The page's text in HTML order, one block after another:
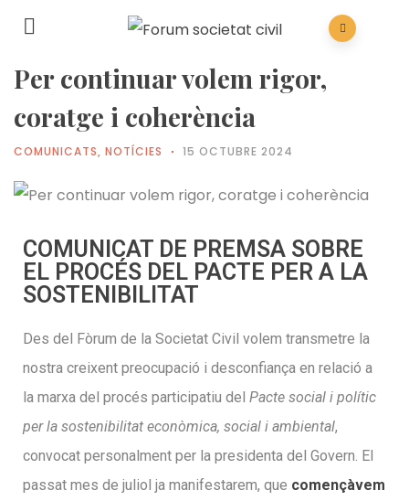
Per continuar volem rigor,
coratge i coherència
COMUNICATS, NOTÍCIES 15 OCTUBRE 2024
COMUNICAT DE PREMSA SOBRE
EL PROCÉS DEL PACTE PER A LA
SOSTENIBILITAT
Des del Fòrum de la Societat Civil volem transmetre la
nostra creixent preocupació i desconfiança en relació a
la marxa del procés participatiu del Pacte social i polític
per la sostenibilitat econòmica, social i ambiental,
convocat personalment per la presidenta del Govern. El
passat mes de juliol ja manifestarem, que començàvem